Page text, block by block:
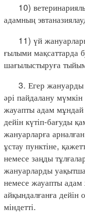
10)
адамның
11) үй
ғылыми мақсаттарда
шағылыстыруға
3. Егер жануарды
әрі пайдалану
жауапты адам мұндай
дейін күтіп-бағуды
жануарларға
ұстау пунктіне,
немесе заңды
жануарларды уақытша
немесе жауапты
айқындалғанға дейін
міндетті.